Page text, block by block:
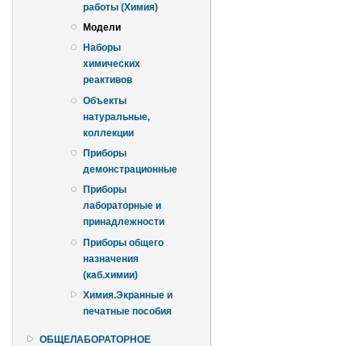
работы (Химия)
Модели
Наборы
химических
реактивов
Объекты
натуральные,
коллекции
Приборы
демонстрационные
Приборы
лабораторные и
принадлежности
Приборы общего
назначения
(каб.химии)
Химия.Экранные и
печатные пособия
ОБЩЕЛАБОРАТОРНОЕ